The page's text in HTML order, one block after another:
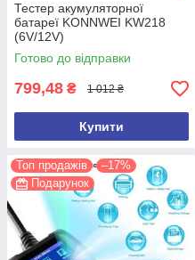
Тестер акумуляторної
батареї KONNWEI KW218
(6V/12V)
Готово до відправки
799,48 ₴ 1 012 ₴
Купити
Топ продажів
–17%
Подарунок